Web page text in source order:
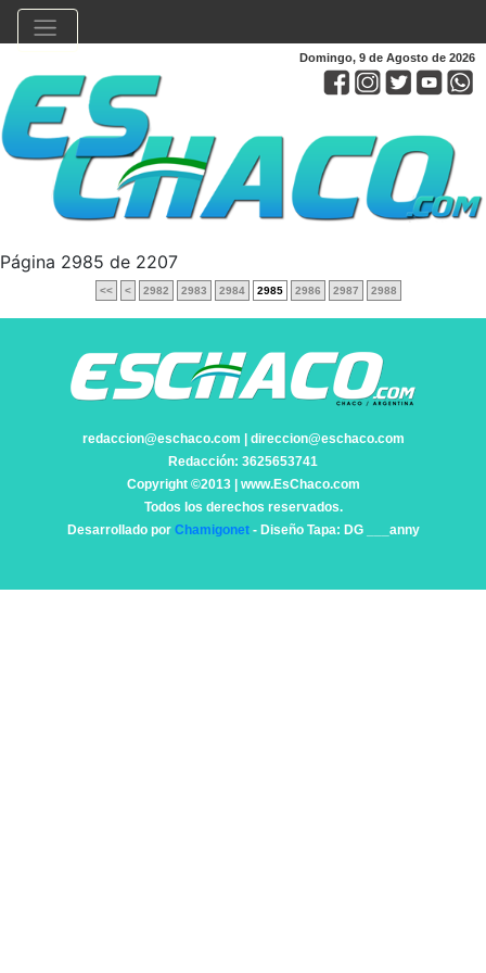
Domingo, 9 de Agosto de 2026
Página 2985 de 2207
<< < 2982 2983 2984 2985 2986 2987 2988
redaccion@eschaco.com | direccion@eschaco.com
Redacción: 3625653741
Copyright ©2013 | www.EsChaco.com
Todos los derechos reservados.
Desarrollado por Chamigonet- Diseño Tapa: DG ___anny